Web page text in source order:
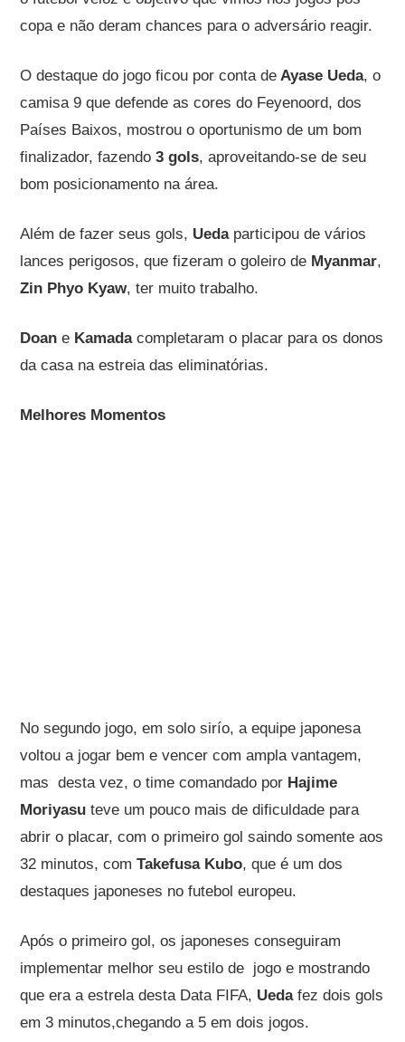
copa e não deram chances para o adversário reagir.
O destaque do jogo ficou por conta de Ayase Ueda, o
camisa 9 que defende as cores do Feyenoord, dos
Países Baixos, mostrou o oportunismo de um bom
finalizador, fazendo3 gols, aproveitando-se de seu
bom posicionamento na área.
Além de fazer seus gols, Ueda participou de vários
lances perigosos, que fizeram o goleiro de Myanmar,
Zin Phyo Kyaw, ter muito trabalho.
Doane Kamadacompletaram o placar para os donos
da casa na estreia das eliminatórias.
Melhores Momentos
No segundo jogo, em solo sirío, a equipe japonesa
voltou a jogar bem e vencer com ampla vantagem,
mas desta vez, o time comandado por Hajime
Moriyasuteve um pouco mais de dificuldade para
abrir o placar, com o primeiro gol saindo somente aos
32 minutos, comTakefusa Kubo, que é um dos
destaques japoneses no futebol europeu.
Após o primeiro gol, os japoneses conseguiram
implementar melhor seu estilo de jogo e mostrando
que era a estrela desta Data FIFA, Uedafez dois gols
em 3 minutos,chegando a 5 em dois jogos.